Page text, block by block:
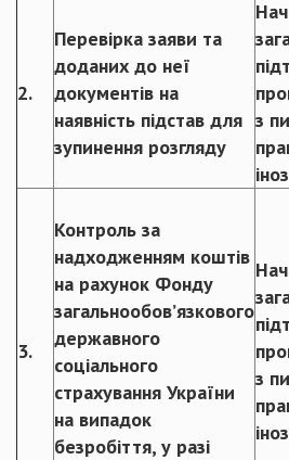
2.
Перевірка заяви та
доданих до неї
документів на
наявність підстав для
зупинення розгляду
з
3.
Контроль за
надходженням коштів
на рахунок Фонду
загальнообов’язкового
державного
соціального
страхування України
на випадок
безробіття, у разі
з